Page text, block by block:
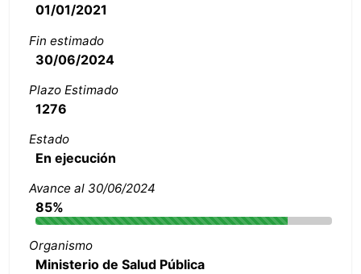
01/01/2021
Fin estimado
30/06/2024
Plazo Estimado
1276
Estado
En ejecución
Avance al 30/06/2024
85%
Organismo
Ministerio de Salud Pública